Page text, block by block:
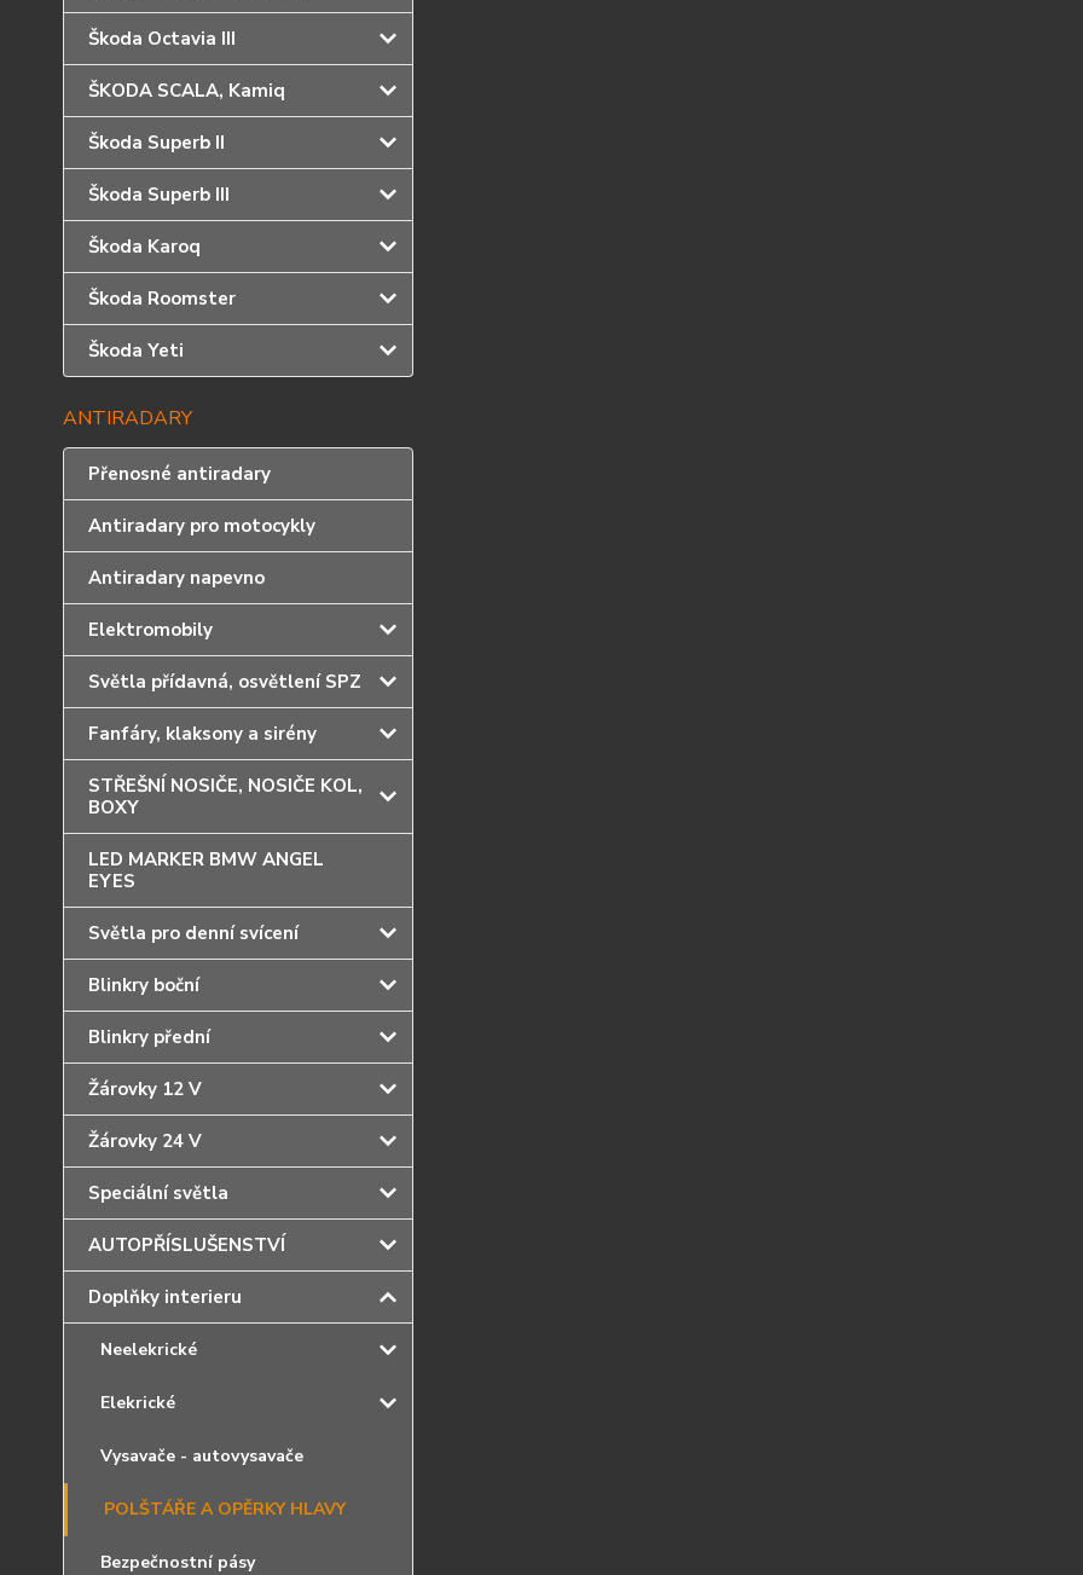
Škoda Octavia III
ŠKODA SCALA, Kamiq
Škoda Superb II
Škoda Superb III
Škoda Karoq
Škoda Roomster
Škoda Yeti
ANTIRADARY
Přenosné antiradary
Antiradary pro motocykly
Antiradary napevno
Elektromobily
Světla přídavná, osvětlení SPZ
Fanfáry, klaksony a sirény
STŘEŠNÍ NOSIČE, NOSIČE KOL,
BOXY
LED MARKER BMW ANGEL
EYES
Světla pro denní svícení
Blinkry boční
Blinkry přední
Žárovky 12 V
Žárovky 24 V
Speciální světla
AUTOPŘÍSLUŠENSTVÍ
Doplňky interieru
Neelekrické
Elekrické
Vysavače - autovysavače
POLŠTÁŘE A OPĚRKY HLAVY
Bezpečnostní pásy